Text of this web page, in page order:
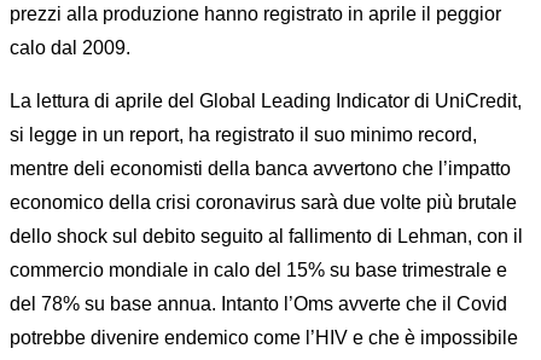
prezzi alla produzione hanno registrato in aprile il peggior
calo dal 2009.
La lettura di aprile del Global Leading Indicator di UniCredit,
si legge in un report, ha registrato il suo minimo record,
mentre deli economisti della banca avvertono che l’impatto
economico della crisi coronavirus sarà due volte più brutale
dello shock sul debito seguito al fallimento di Lehman, con il
commercio mondiale in calo del 15% su base trimestrale e
del 78% su base annua. Intanto l’Oms avverte che il Covid
potrebbe divenire endemico come l’HIV e che è impossibile